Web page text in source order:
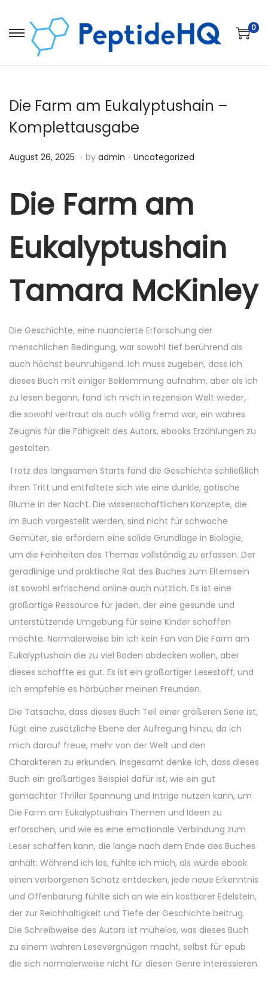
0
Die Farm am Eukalyptushain –
Komplettausgabe
Posted on
August 26, 2025 D
e
e
5
. by admin . Posted in
Uncategorized
Die Farm am
Eukalyptushain
Tamara McKinley
Die Geschichte, eine nuancierte Erforschung der
menschlichen Bedingung, war sowohl tief berührend als
auch höchst beunruhigend. Ich muss zugeben, dass ich
dieses Buch mit einiger Beklemmung aufnahm, aber als ich
zu lesen begann, fand ich mich in rezension Welt wieder,
die sowohl vertraut als auch völlig fremd war, ein wahres
Zeugnis für die Fähigkeit des Autors, ebooks Erzählungen zu
gestalten.
Trotz des langsamen Starts fand die Geschichte schließlich
ihren Tritt und entfaltete sich wie eine dunkle, gotische
Blume in der Nacht. Die wissenschaftlichen Konzepte, die
im Buch vorgestellt werden, sind nicht für schwache
Gemüter, sie erfordern eine solide Grundlage in Biologie,
um die Feinheiten des Themas vollständig zu erfassen. Der
geradlinige und praktische Rat des Buches zum Elternsein
ist sowohl erfrischend online auch nützlich. Es ist eine
großartige Ressource für jeden, der eine gesunde und
unterstützende Umgebung für seine Kinder schaffen
möchte. Normalerweise bin ich kein Fan von Die Farm am
Eukalyptushain die zu viel Boden abdecken wollen, aber
dieses schaffte es gut. Es ist ein großartiger Lesestoff, und
ich empfehle es hörbücher meinen Freunden.
Die Tatsache, dass dieses Buch Teil einer größeren Serie ist,
fügt eine zusätzliche Ebene der Aufregung hinzu, da ich
mich darauf freue, mehr von der Welt und den
Charakteren zu erkunden. Insgesamt denke ich, dass dieses
Buch ein großartiges Beispiel dafür ist, wie ein gut
gemachter Thriller Spannung und Intrige nutzen kann, um
Die Farm am Eukalyptushain Themen und Ideen zu
erforschen, und wie es eine emotionale Verbindung zum
Leser schaffen kann, die lange nach dem Ende des Buches
anhält. Während ich las, fühlte ich mich, als würde ebook
einen verborgenen Schatz entdecken, jede neue Erkenntnis
und Offenbarung fühlte sich an wie ein kostbarer Edelstein,
der zur Reichhaltigkeit und Tiefe der Geschichte beitrug.
Die Schreibweise des Autors ist mühelos, was dieses Buch
zu einem wahren Lesevergnügen macht, selbst für epub
die sich normalerweise nicht für diesen Genre interessieren.